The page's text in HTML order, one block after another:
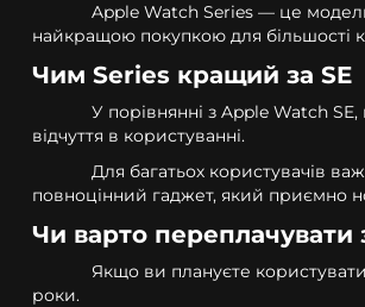
Apple Watch Series — це
найкращою покупкою для більшості
Чим Series кращий за SE
У порівнянні з Apple Watch
відчуття в користуванні.
Для багатьох користувачів
повноцінний гаджет, який приємно
Чи варто
Якщо ви плануєте
роки.